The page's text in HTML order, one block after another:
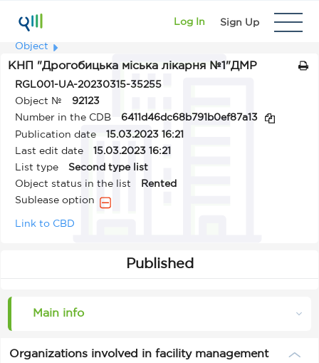
Log In Sign Up
Object
КНП "Дрогобицька міська лікарня №1"ДМР
RGL001-UA-20230315-35255
Object №
92123
Number in the CDB
6411d46dc68b791b0ef87a13
Publication date
15.03.2023 16:21
Last edit date
15.03.2023 16:21
List type
Second type list
Object status in the list
Rented
Sublease option
Link to CBD
Published
Main info
Organizations involved in facility management